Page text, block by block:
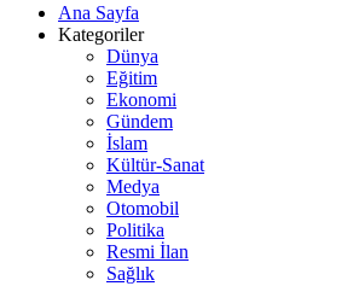
Ana Sayfa
Kategoriler
Dünya
Eğitim
Ekonomi
Gündem
İslam
Kültür-Sanat
Medya
Otomobil
Politika
Resmi İlan
Sağlık